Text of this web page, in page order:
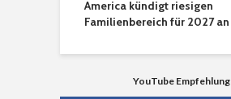
America kündigt riesigen
Familienbereich für 2027 an
YouTube Empfehlung